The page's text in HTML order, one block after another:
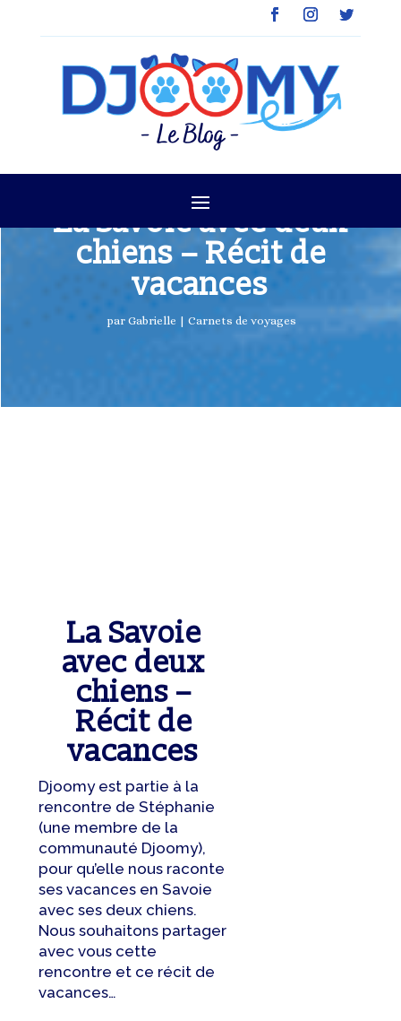
La Savoie avec deux
chiens – Récit de
vacances
par Gabrielle | Carnets de voyages
La Savoie
avec deux
chiens –
Récit de
vacances
Djoomy est partie à la
rencontre de Stéphanie
(une membre de la
communauté Djoomy),
pour qu’elle nous raconte
ses vacances en Savoie
avec ses deux chiens.
Nous souhaitons partager
avec vous cette
rencontre et ce récit de
vacances…